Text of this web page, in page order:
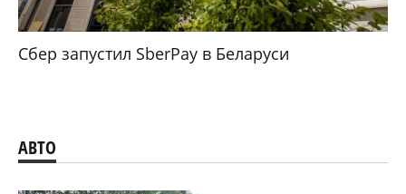
Сбер запустил SberPay в Беларуси
АВТО